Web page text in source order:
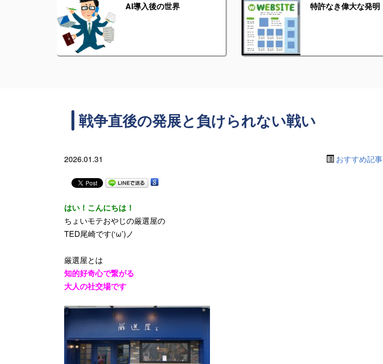
AI導入後の世界 特許なき偉大な発明
戦争直後の発展と負けられない戦い
2026.01.31 おすすめ記事
はい！こんにちは！
ちょいモテおやじの厳選屋の
TED尾崎です(‘ω’)ノ
厳選屋とは
知的好奇心で繋がる
大人の社交場です